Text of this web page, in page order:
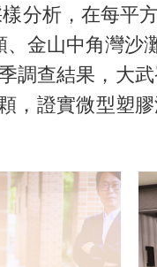
分析，在每
金山中角灣
調查結果，大
，證實微型塑